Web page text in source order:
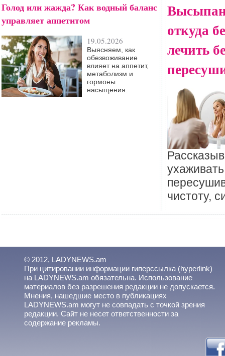
Голод или жажда? Как водный баланс
управляет аппетитом
19.05.2026
Выясняем, как
обезвоживание
влияет на аппетит,
метаболизм и
гормоны
насыщения.
откуда
лечить
чистоту,
© 2012, LADYNEWS.am
При цитировании информации гиперссылка (hyperlink)
на LADYNEWS.am обязательна. Использование
материалов без разрешения редакции не допускается.
Мнения, нашедшие место в публикациях
LADYNEWS.am могут не совпадать с точкой зрения
редакции. Сайт не несет ответственности за
содержание рекламы.